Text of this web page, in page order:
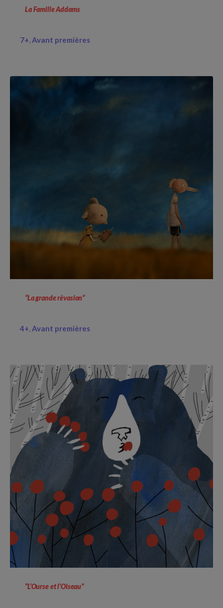
La Famille Addams
7+ Avant premières
“La grande rêvasion”
4+ Avant premières
“L’Ourse et l’Oiseau”